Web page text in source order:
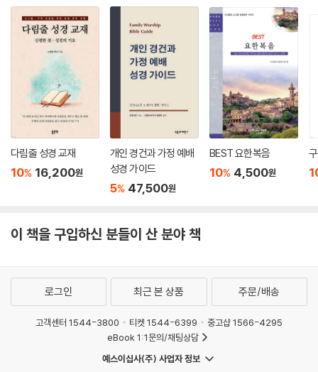
다림줄 성경 교재
10% 16,200원
개인 경건과 가정 예배
성경 가이드
5% 47,500원
BEST 요한복음
10% 4,500원
이 책을 구입하신 분들이 산 분야 책
로그인 최근 본 상품 주문/배송
고객센터 1544-3800 티켓 1544-6399
중고샵 1566-4295
eBook 1:1문의/채팅상담
예스이십사(주) 사업자 정보